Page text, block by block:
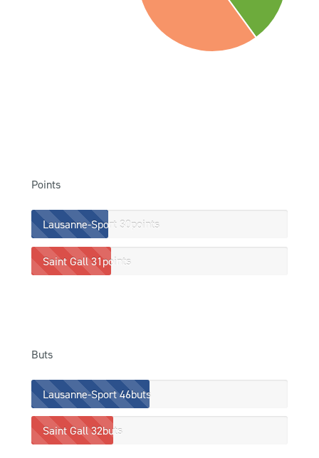
Points
Lausanne-Sport 30points
Saint Gall31points
Buts
Lausanne-Sport46buts
Saint Gall32buts